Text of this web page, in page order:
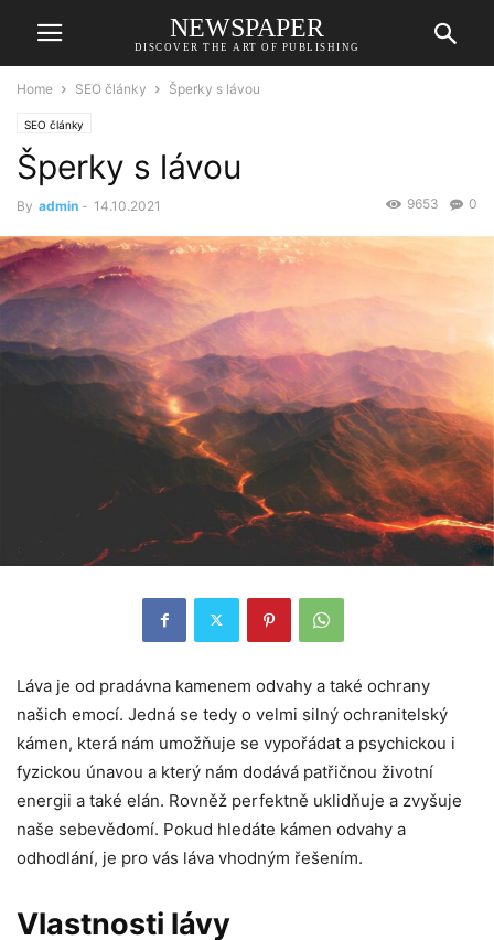
NEWSPAPER
DISCOVER THE ART OF PUBLISHING
Home SEO články Šperky s lávou
SEO články
Šperky s lávou
By admin - 14.10.2021 0
9653
Láva je od pradávna kamenem odvahy a také ochrany
našich emocí. Jedná se tedy o velmi silný ochranitelský
kámen, která nám umožňuje se vypořádat a psychickou i
fyzickou únavou a který nám dodává patřičnou životní
energii a také elán. Rovněž perfektně uklidňuje a zvyšuje
naše sebevědomí. Pokud hledáte kámen odvahy a
odhodlání, je pro vás láva vhodným řešením.
Vlastnosti lávy